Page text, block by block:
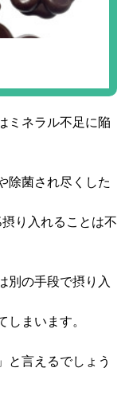
ミネラル不足に陥
除菌され尽くした
り入れることは不
別の手段で摂り入
まいます。
と言えるでしょう